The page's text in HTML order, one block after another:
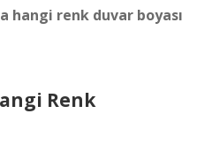
hangi renk duvar boyası
Renk